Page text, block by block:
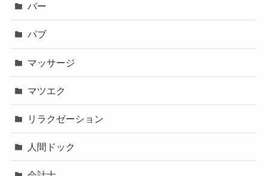
バー
パブ
マッサージ
マツエク
リラクゼーション
人間ドック